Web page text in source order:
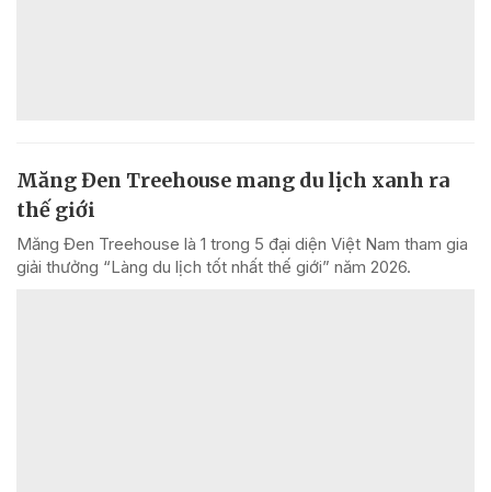
Măng Đen Treehouse mang du lịch xanh ra
thế giới
Măng Đen Treehouse là 1 trong 5 đại diện Việt Nam tham gia
giải thưởng “Làng du lịch tốt nhất thế giới” năm 2026.